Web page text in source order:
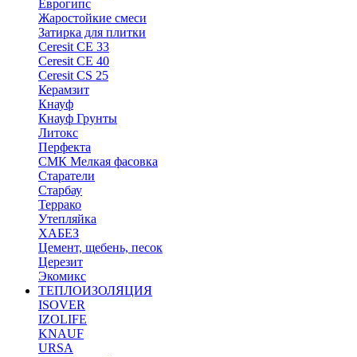
Еврогипс
Жаростойкие смеси
Затирка для плитки
Ceresit CE 33
Ceresit CE 40
Ceresit CS 25
Керамзит
Кнауф
Кнауф Грунты
Литокс
Перфекта
СМК Мелкая фасовка
Старатели
Старбау
Террако
Утепляйка
ХАБЕЗ
Цемент, щебень, песок
Церезит
Экомикс
ТЕПЛОИЗОЛЯЦИЯ
ISOVER
IZOLIFE
KNAUF
URSA